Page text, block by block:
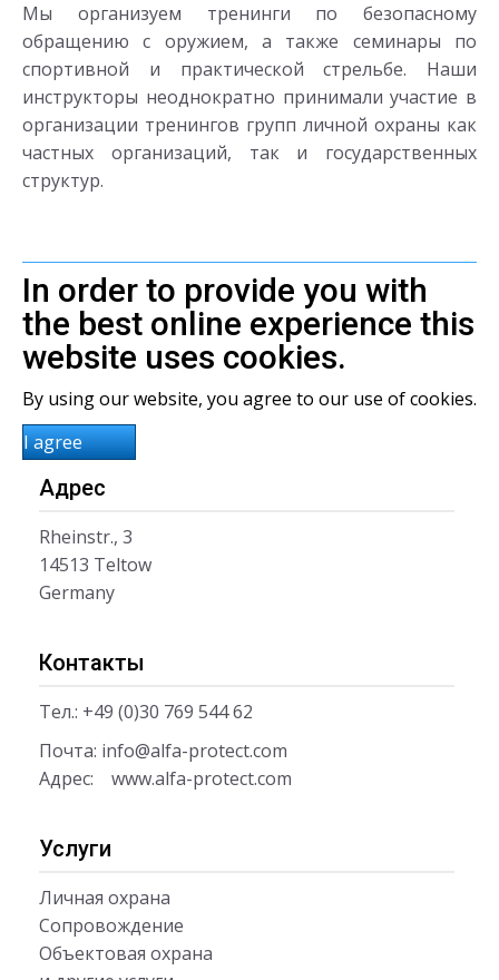
Мы организуем тренинги по безопасному
обращению с оружием, а также семинары по
спортивной и практической стрельбе. Наши
инструкторы неоднократно принимали участие в
организации тренингов групп личной охраны как
частных организаций, так и государственных
структур.
In order to provide you with
the best online experience this
website uses cookies.
By using our website, you agree to our use of cookies.
I agree
Адрес
Rheinstr., 3
14513 Teltow
Germany
Контакты
Тел.: +49 (0)30 769 544 62
Почта: info@alfa-protect.com
Адрес: www.alfa-protect.com
Услуги
Личная охрана
Сопровождение
Объектовая охрана